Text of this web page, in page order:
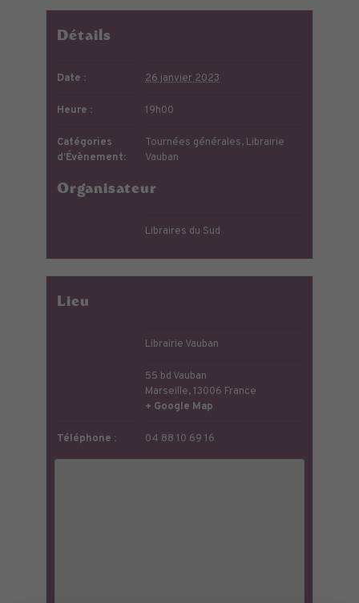
Détails
Date : 26 janvier 2023
Heure : 19h00
Catégories
d’Évènement:
Tournées générales, Librairie
Vauban
Organisateur
Libraires du Sud
Lieu
Librairie Vauban
55 bd Vauban
Marseille,13006 France
+ Google Map
Téléphone : 04 88 10 69 16